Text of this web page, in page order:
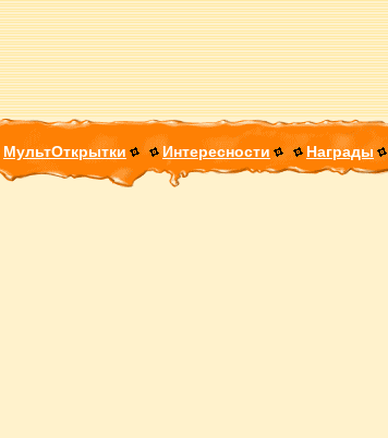
МультОткрытки Интересности Награды